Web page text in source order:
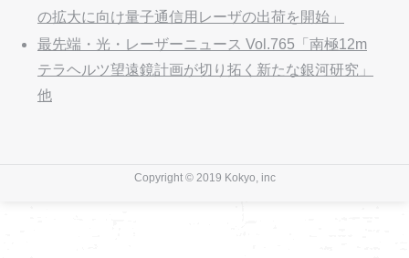
の拡大に向け量子通信用レーザの出荷を開始」
最先端・光・レーザーニュース Vol.765「南極12m
テラヘルツ望遠鏡計画が切り拓く新たな銀河研究」
他
Copyright © 2019 Kokyo, inc